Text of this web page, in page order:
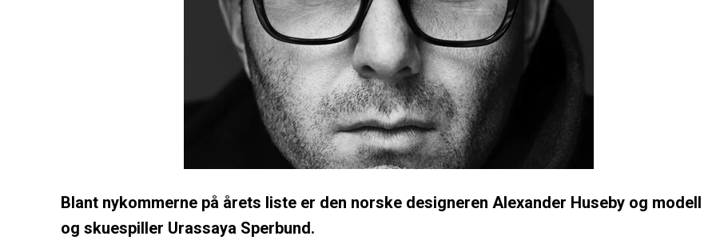
Blant nykommerne på årets liste er den norske designeren Alexander Huseby og modell
og skuespiller Urassaya Sperbund.